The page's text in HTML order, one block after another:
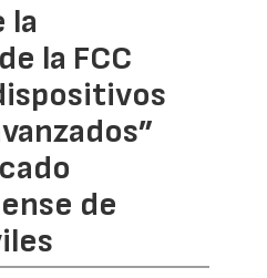
la
la FCC
de